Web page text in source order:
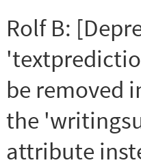
Rolf B:
be removed
the
attribute